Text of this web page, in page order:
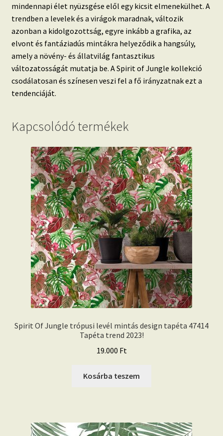
mindennapi élet nyüzsgése elől egy kicsit elmenekülhet. A
trendben a levelek és a virágok maradnak, változik
azonban a kidolgozottság, egyre inkább a grafika, az
elvont és fantáziadús mintákra helyeződik a hangsúly,
amely a növény- és állatvilág fantasztikus
változatosságát mutatja be. A Spirit of Jungle kollekció
csodálatosan és színesen veszi fel a fő irányzatnak ezt a
tendenciáját.
Kapcsolódó termékek
Spirit Of Jungle trópusi levél mintás design tapéta 47414
Tapéta trend 2023!
19.000 Ft
Kosárba teszem